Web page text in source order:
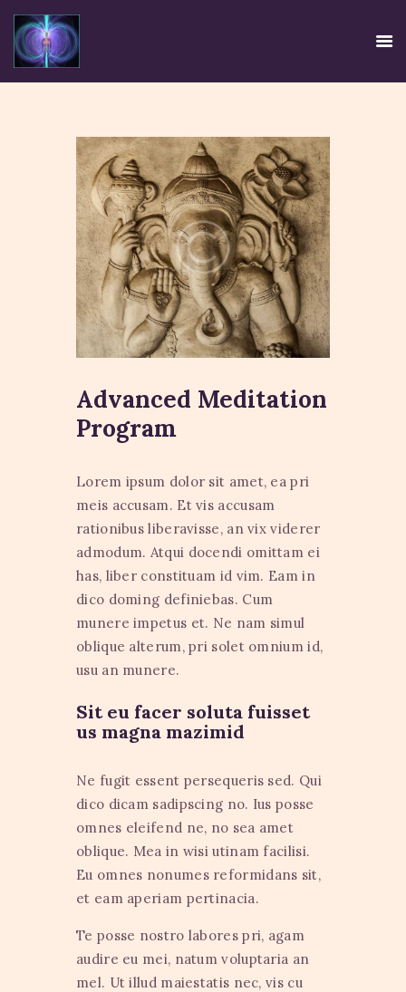
HOME
EE SYSTEM
CENTRE USE
CREDIBILITY
CONTACT
TIRTH
DISCLAIMER
PRIVACY POLICY
Advanced Meditation
Program
Lorem ipsum dolor sit amet, ea pri
meis accusam. Et vis accusam
rationibus liberavisse, an vix viderer
admodum. Atqui docendi omittam ei
has, liber constituam id vim. Eam in
dico doming definiebas. Cum
munere impetus et. Ne nam simul
oblique alterum, pri solet omnium id,
usu an munere.
Sit eu facer soluta fuisset
us magna mazimid
Ne fugit essent persequeris sed. Qui
dico dicam sadipscing no. Ius posse
omnes eleifend ne, no sea amet
oblique. Mea in wisi utinam facilisi.
Eu omnes nonumes reformidans sit,
et eam aperiam pertinacia.
Te posse nostro labores pri, agam
audire eu mei, natum voluptaria an
mel. Ut illud maiestatis nec, vis cu